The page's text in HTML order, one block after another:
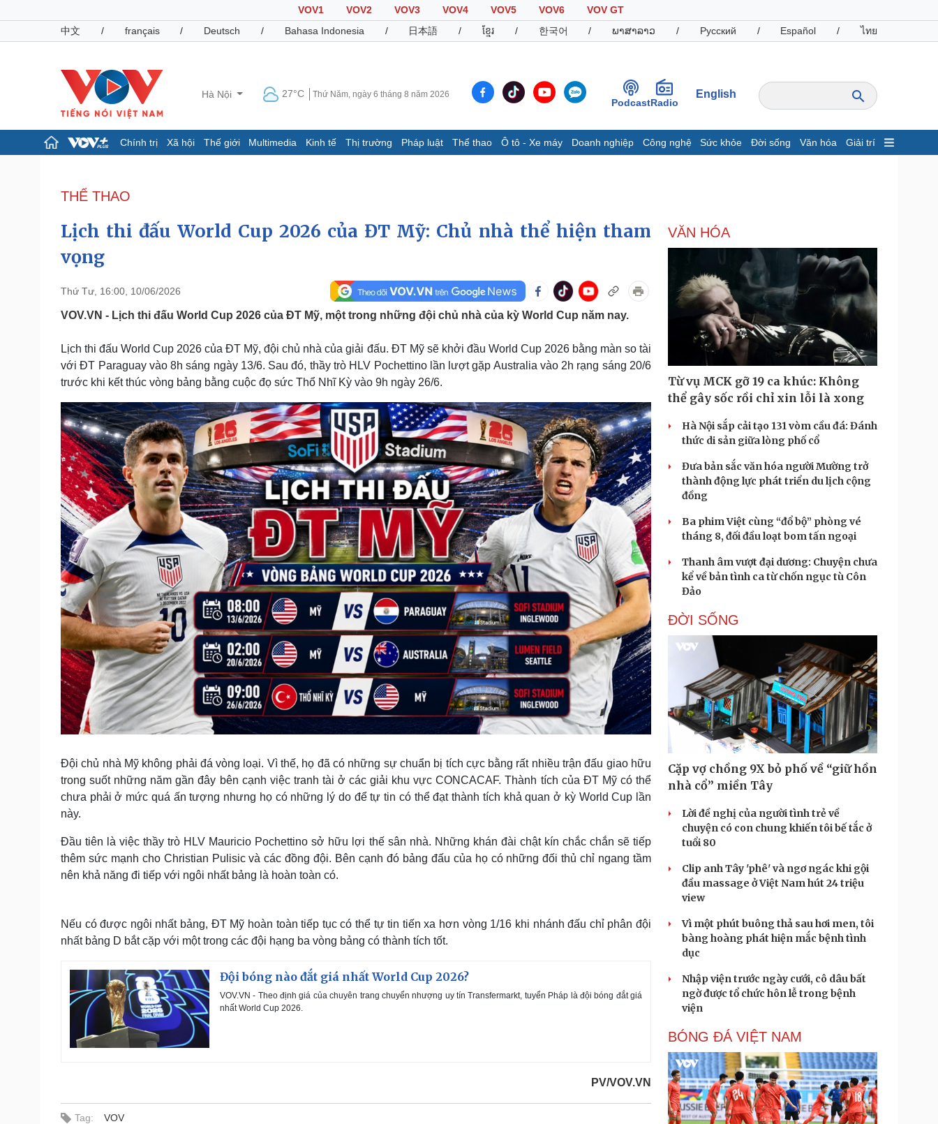
VOV1 VOV2 VOV3 VOV4 VOV5 VOV6
VOV GT
中文
/ français / Deutsch / Bahasa Indonesia / 日本語 / ខ្មែរ / 한국어 / ພາສາລາວ / Русский / Español / ไทย
Hà Nội 27°C Thứ Năm, ngày 6 tháng 8 năm 2026
PodcastRadio
English
Chính trị Xã hội Thế giới Multimedia Kinh tế Thị trường Pháp luật Thể thao Ô tô - Xe máy Doanh nghiệp Công nghệ Sức khỏe Đời sống Văn hóa Giải trí
Đảng
Tổ chức nhân sự
Nhận diện sự thật
Dấu ấn VOV
Infographic
Giá cà phê
Pháp luật
Tin nóng
Việt Nam
Thể thao
Lịch thi đấu bóng đá
eSports
Hậu trường
Ô tô - Xe máy
Xe máy
Doanh nghiệp
Thông tin doanh nghiệp
Doanh nghiệp 24h
Vì cộng đồng
Công nghệ
Sành điệu
Tin Công nghệ
Trải nghiệm
Chuyển đổi số
Sức khỏe
Dinh dưỡng - món ngon
Cây thuốc
Sản phụ khoa
Nhi khoa
Nam khoa
Làm đẹp - giảm cân
Phòng mạch online
Ăn sạch sống khỏe
Đời sống
Nhà đẹp
Blog
Tình yêu - Gia đình
Văn hóa
Sân khấu - Điện ảnh
Văn học
Âm nhạc
Nghệ sĩ
Thời trang
Sao Việt
Tư vấn
Săn Tour
check-in
Podcast
Đọc truyện đêm khuya
Cửa sổ tình yêu
Hạt giống tâm hồn
Cải chính
THỂ THAO
Lịch thi đấu World Cup 2026 của ĐT Mỹ: Chủ nhà thể hiện tham
vọng
Thứ Tư, 16:00, 10/06/2026
VOV.VN - Lịch thi đấu World Cup 2026 của ĐT Mỹ, một trong những đội chủ nhà của kỳ World Cup năm nay.
Lịch thi đấu World Cup 2026 của ĐT Mỹ, đội chủ nhà của giải đấu. ĐT Mỹ sẽ khởi đầu World Cup 2026 bằng màn so tài
với ĐT Paraguay vào 8h sáng ngày 13/6. Sau đó, thầy trò HLV Pochettino lần lượt gặp Australia vào 2h rạng sáng 20/6
trước khi kết thúc vòng bảng bằng cuộc đọ sức Thổ Nhĩ Kỳ vào 9h ngày 26/6.
Đội chủ nhà Mỹ không phải đá vòng loại. Vì thế, họ đã có những sự chuẩn bị tích cực bằng rất nhiều trận đấu giao hữu
trong suốt những năm gần đây bên cạnh việc tranh tài ở các giải khu vực CONCACAF. Thành tích của ĐT Mỹ có thể
chưa phải ở mức quá ấn tượng nhưng họ có những lý do để tự tin có thể đạt thành tích khả quan ở kỳ World Cup lần
này.
Đầu tiên là việc thầy trò HLV Mauricio Pochettino sở hữu lợi thế sân nhà. Những khán đài chật kín chắc chắn sẽ tiếp
thêm sức mạnh cho Christian Pulisic và các đồng đội. Bên cạnh đó bảng đấu của họ có những đối thủ chỉ ngang tầm
nên khả năng đi tiếp với ngôi nhất bảng là hoàn toàn có.
Nếu có được ngôi nhất bảng, ĐT Mỹ hoàn toàn tiếp tục có thể tự tin tiến xa hơn vòng 1/16 khi nhánh đấu chỉ phân đội
nhất bảng D bắt cặp với một trong các đội hạng ba vòng bảng có thành tích tốt.
Đội bóng nào đắt giá nhất World Cup 2026?
VOV.VN - Theo định giá của chuyên trang chuyển nhượng uy tín Transfermarkt, tuyển Pháp là đội bóng đắt giá
nhất World Cup 2026.
PV/VOV.VN
Tag: VOV
VĂN HÓA
Từ vụ MCK gỡ 19 ca khúc: Không
thể gây sốc rồi chỉ xin lỗi là xong
Hà Nội sắp cải tạo 131 vòm cầu đá: Đánh
thức di sản giữa lòng phố cổ
Đưa bản sắc văn hóa người Mường trở
thành động lực phát triển du lịch cộng
đồng
Ba phim Việt cùng “đổ bộ” phòng vé
tháng 8, đối đầu loạt bom tấn ngoại
Thanh âm vượt đại dương: Chuyện chưa
kể về bản tình ca từ chốn ngục tù Côn
Đảo
ĐỜI SỐNG
Cặp vợ chồng 9X bỏ phố về “giữ hồn
nhà cổ” miền Tây
Lời đề nghị của người tình trẻ về
chuyện có con chung khiến tôi bế tắc ở
tuổi 80
Clip anh Tây 'phê' và ngơ ngác khi gội
đầu massage ở Việt Nam hút 24 triệu
view
Vì một phút buông thả sau hơi men, tôi
bàng hoàng phát hiện mắc bệnh tình
dục
Nhập viện trước ngày cưới, cô dâu bất
ngờ được tổ chức hôn lễ trong bệnh
viện
BÓNG ĐÁ VIỆT NAM